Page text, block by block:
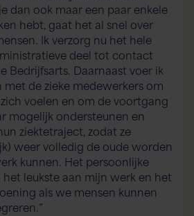
dan ook maar een paar enkele
hebt, gaat het al snel over
Ik verzorg nu het hele
deel tot contact
Bedrijfsarts. Daarnaast voer ik
met de zieke medewerkers om
voelen en om de voortgang
mogelijk ondersteunen en
ziektetraject, zodat ze
weer volledig de oude worden
kunnen. Het persoonlijke
leukste aan mijn werk en het
als we mensen kunnen